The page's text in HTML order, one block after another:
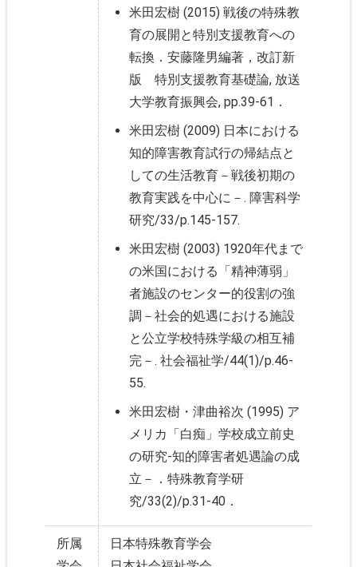
米田宏樹 (2015) 戦後の特殊教
育の展開と特別支援教育への
転換．安藤隆男編著，改訂新
版 特別支援教育基礎論, 放送
大学教育振興会, pp.39-61．
米田宏樹 (2009) 日本における
知的障害教育試行の帰結点と
しての生活教育－戦後初期の
教育実践を中心に－. 障害科学
研究/33/p.145-157.
米田宏樹 (2003) 1920年代まで
の米国における「精神薄弱」
者施設のセンター的役割の強
調－社会的処遇における施設
と公立学校特殊学級の相互補
完－. 社会福祉学/44(1)/p.46-
55.
米田宏樹・津曲裕次 (1995) ア
メリカ「白痴」学校成立前史
の研究-知的障害者処遇論の成
立－．特殊教育学研
究/33(2)/p.31-40．
所属
日本特殊教育学会